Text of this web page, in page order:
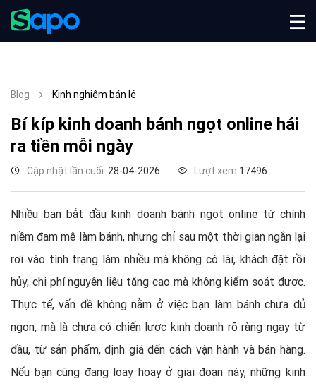
Blog Kinh nghiệm bán lẻ
Bí kíp kinh doanh bánh ngọt online hái
ra tiền mỗi ngày
Cập nhật lần cuối: 28-04-2026 Lượt xem 17496
Nhiều bạn bắt đầu kinh doanh bánh ngọt online từ chính
niềm đam mê làm bánh, nhưng chỉ sau một thời gian ngắn lại
rơi vào tình trạng làm nhiều mà không có lãi, khách đặt rồi
hủy, chi phí nguyên liệu tăng cao mà không kiểm soát được.
Thực tế, vấn đề không nằm ở việc bạn làm bánh chưa đủ
ngon, mà là chưa có chiến lược kinh doanh rõ ràng ngay từ
đầu, từ sản phẩm, định giá đến cách vận hành và bán hàng.
Nếu bạn cũng đang loay hoay ở giai đoạn này, những kinh